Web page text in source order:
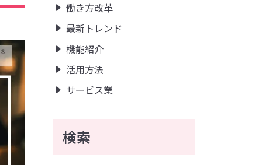
働き方改革
最新トレンド
機能紹介
活用方法
サービス業
検索